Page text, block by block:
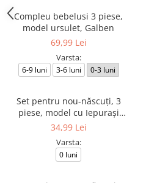
Compleu bebelusi 3 piese,
model ursulet, Galben
69,99 Lei
Varsta:
6-9 luni 3-6 luni 0-3 luni
Set pentru nou-născuți, 3
piese, model cu Iepurași
Jucăuși
34,99 Lei
Varsta:
0 luni